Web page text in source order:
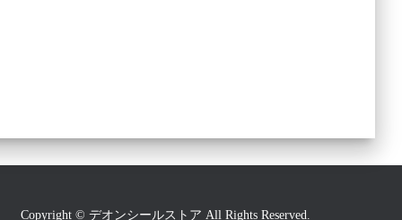
Copyright © デオンシールストア All Rights Reserved.